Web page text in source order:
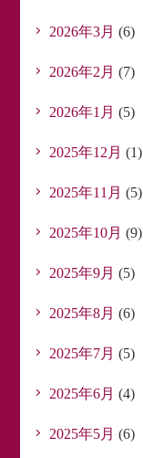
2026年3月 (6)
2026年2月 (7)
2026年1月 (5)
2025年12月 (1)
2025年11月 (5)
2025年10月 (9)
2025年9月 (5)
2025年8月 (6)
2025年7月 (5)
2025年6月 (4)
2025年5月 (6)